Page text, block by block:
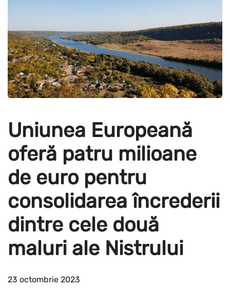
Uniunea Europeană
oferă patru milioane
de euro pentru
consolidarea încrederii
dintre cele două
maluri ale Nistrului
23 octombrie 2023